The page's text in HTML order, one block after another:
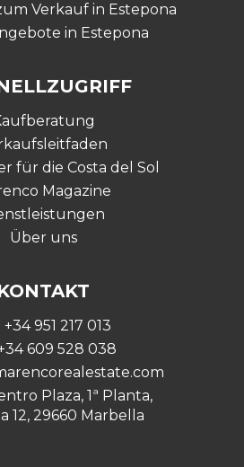
Verkauf in Estepona
in Estepona
für die Costa del Sol
Magazine
Über uns
+34 951 217 013
609 528 038
Plaza, 1ª Planta,
12, 29660 Marbella